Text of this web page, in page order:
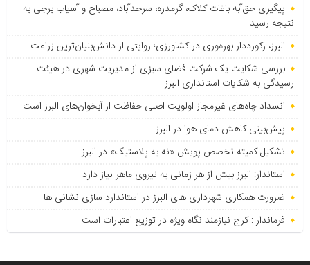
پیگیری حق‌آبه باغات کلاک، گرمدره، سرحدآباد، مصباح و آسیاب برجی به
نتیجه رسید
البرز، رکورددار بهره‌وری در کشاورزی؛ روایتی از دانش‌بنیان‌ترین زراعت
بررسی شکایت یک شرکت فضای سبزی از مدیریت شهری در هیئت
رسیدگی به شکایات استانداری البرز
انسداد چاه‌های غیرمجاز اولویت اصلی حفاظت از آبخوان‌های البرز است
پیش‌بینی کاهش دمای هوا در البرز
تشکیل کمیته تخصص پویش «نه به پلاستیک» در البرز
استاندار: البرز بیش از هر زمانی به نیروی ماهر نیاز دارد
ضرورت همکاری شهرداری های البرز در استاندارد سازی نشانی ها
فرماندار : کرج نیازمند نگاه ویژه در توزیع اعتبارات است